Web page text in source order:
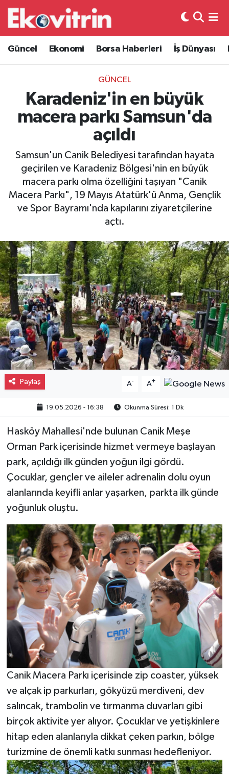
Güncel Ekonomi Borsa Haberleri İş Dünyası
GÜNCEL
Karadeniz'in en büyük
macera parkı Samsun'da
açıldı
Samsun'un Canik Belediyesi tarafından hayata
geçirilen ve Karadeniz Bölgesi'nin en büyük
macera parkı olma özelliğini taşıyan "Canik
Macera Parkı", 19 Mayıs Atatürk'ü Anma, Gençlik
ve Spor Bayramı'nda kapılarını ziyaretçilerine
açtı.
Paylaş A- A+
19.05.2026 - 16:38 Okunma Süresi: 1 Dk
Hasköy Mahallesi'nde bulunan Canik Meşe
Orman Park içerisinde hizmet vermeye başlayan
park, açıldığı ilk günden yoğun ilgi gördü.
Çocuklar, gençler ve aileler adrenalin dolu oyun
alanlarında keyifli anlar yaşarken, parkta ilk günde
yoğunluk oluştu.
Canik Macera Parkı içerisinde zip coaster, yüksek
ve alçak ip parkurları, gökyüzü merdiveni, dev
salıncak, trambolin ve tırmanma duvarları gibi
birçok aktivite yer alıyor. Çocuklar ve yetişkinlere
hitap eden alanlarıyla dikkat çeken parkın, bölge
turizmine de önemli katkı sunması hedefleniyor.
Güncel
Ekonomi
Borsa Haberleri
İş Dünyası
Otovitrin
Asayiş
Gayrimenkul
Spor
Eğitim
Hava Durumu
Trafik Durumu
Süper Lig Puan Durumu ve Fikstür
Tüm Manşetler
Son Dakika Haberleri
Haber Arşivi